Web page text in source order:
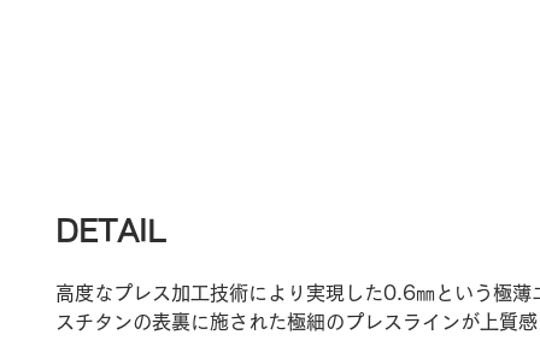
DETAIL
高度なプレス加工技術により実現した0.6㎜という極薄
スチタンの表裏に施された極細のプレスラインが上質